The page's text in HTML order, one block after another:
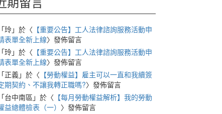
薪22000。一開始是應徵按摩師,但因經驗不足需較長培訓
「玲」於〈 【重要公告】工人法律諮詢服務活動申
表單全新上線〉發佈留言
「玲」於〈 【重要公告】工人法律諮詢服務活動申
表單全新上線〉發佈留言
「正義」於〈 【勞動權益】雇主可以一直和我續簽
期契約、不讓我轉正職嗎?〉發佈留言
「台中南區 」於〈 【每月勞動權益解析】我的勞動
益總體檢表（一） 〉發佈留言